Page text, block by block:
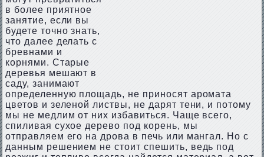
в более приятное
занятие, если вы
будете точно знать,
что далее делать с
бревнами и
корнями. Старые
деревья мешают в
саду, занимают
определенную площадь, не приносят аромата
цветов и зеленой листвы, не дарят тени, и потому
мы не медлим от них избавиться. Чаще всего,
спиливая сухое дерево под корень, мы
отправляем его на дрова в печь или мангал. Но с
данным решением не стоит спешить, ведь под